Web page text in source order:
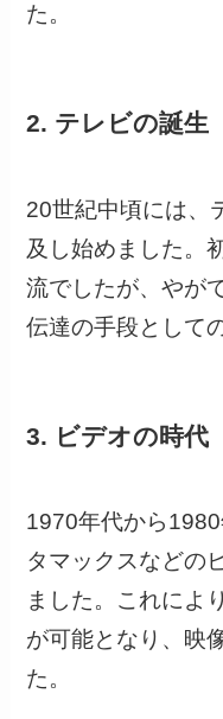
た。
2. テレビの誕生
20世紀中頃には、
及し始めました。
流でしたが、やが
伝達の手段として
3. ビデオの時代
1970年代から
タマックスなどの
ました。これによ
が可能となり、映
た。